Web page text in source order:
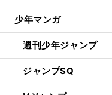
少年マンガ
週刊少年ジャンプ
ジャンプSQ